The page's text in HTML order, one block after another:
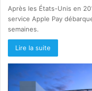
Après les États-Unis en
service Apple Pay
semaines.
Lire la suite